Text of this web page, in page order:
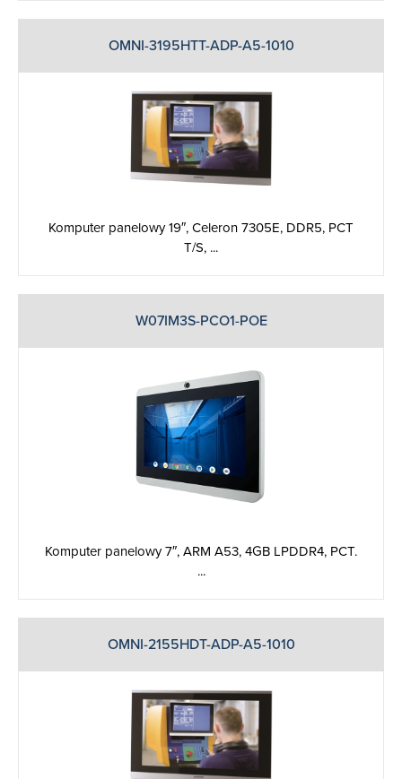
OMNI-3195HTT-ADP-A5-1010
Komputer panelowy 19″, Celeron 7305E, DDR5, PCT
T/S, ...
W07IM3S-PCO1-POE
Komputer panelowy 7″, ARM A53, 4GB LPDDR4, PCT.
...
OMNI-2155HDT-ADP-A5-1010